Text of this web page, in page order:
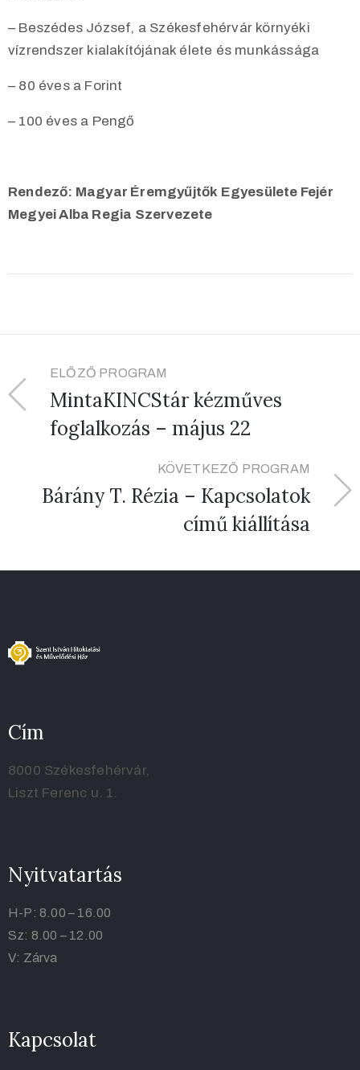
– Beszédes József, a Székesfehérvár környéki
vízrendszer kialakítójának élete és munkássága
– 80 éves a Forint
– 100 éves a Pengő
Rendező: Magyar Éremgyűjtők Egyesülete Fejér
Megyei Alba Regia Szervezete
ELŐZŐ PROGRAM
MintaKINCStár kézműves
foglalkozás – május 22
KÖVETKEZŐ PROGRAM
Bárány T. Rézia – Kapcsolatok
című kiállítása
Cím
8000 Székesfehérvár,
Liszt Ferenc u. 1.
Nyitvatartás
H-P: 8.00 – 16.00
Sz: 8.00 – 12.00
V: Zárva
Kapcsolat